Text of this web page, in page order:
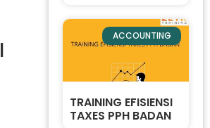
ACCOUNTING
TRAINING EFISIENSI
TAXES PPH BADAN